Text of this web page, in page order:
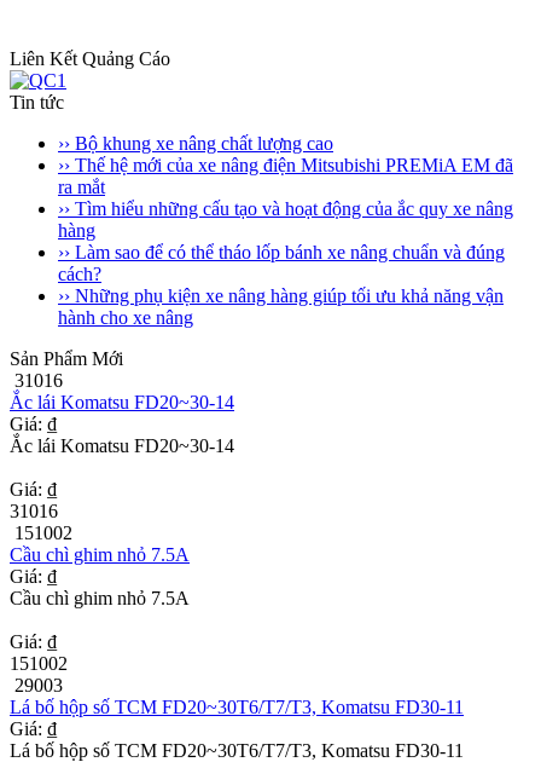
Liên Kết Quảng Cáo
Tin tức
›› Bộ khung xe nâng chất lượng cao
›› Thế hệ mới của xe nâng điện Mitsubishi PREMiA EM đã
ra mắt
›› Tìm hiểu những cấu tạo và hoạt động của ắc quy xe nâng
hàng
›› Làm sao để có thể tháo lốp bánh xe nâng chuẩn và đúng
cách?
›› Những phụ kiện xe nâng hàng giúp tối ưu khả năng vận
hành cho xe nâng
Sản Phẩm Mới
31016
Ắc lái Komatsu FD20~30-14
Giá: ₫
Ắc lái Komatsu FD20~30-14
Giá: ₫
31016
151002
Cầu chì ghim nhỏ 7.5A
Giá: ₫
Cầu chì ghim nhỏ 7.5A
Giá: ₫
151002
29003
Lá bố hộp số TCM FD20~30T6/T7/T3, Komatsu FD30-11
Giá: ₫
Lá bố hộp số TCM FD20~30T6/T7/T3, Komatsu FD30-11